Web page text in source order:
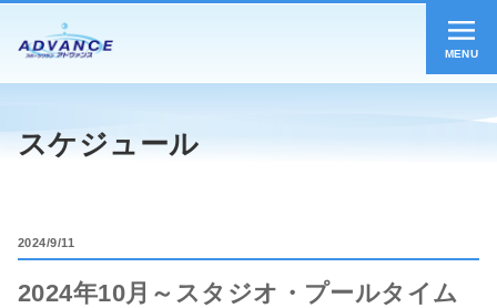
MENU
スケジュール
2024 9/11
2024年10月～スタジオ・プールタイム